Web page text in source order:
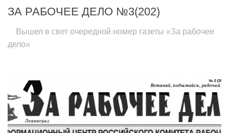
ЗА РАБОЧЕЕ ДЕЛО №3(202)
Вышел в свет очередной номер газеты «За рабочее
дело»